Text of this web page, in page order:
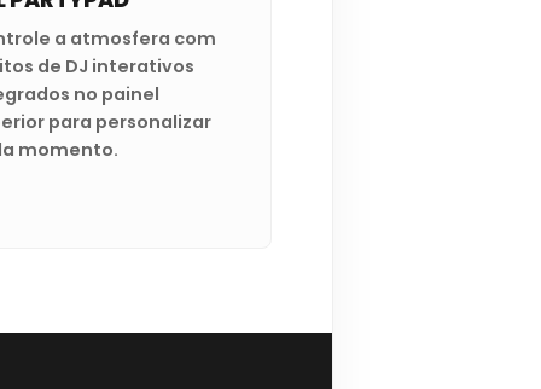
a atmosfera com
de DJ interativos
no painel
para personalizar
momento.